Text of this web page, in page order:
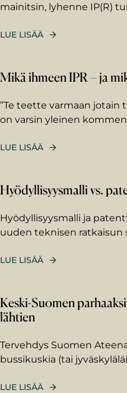
mainitsin, lyhenne IP(R)
LUE LISÄÄ
Mikä ihmeen IPR – ja
”Te teette varmaan jotain
on varsin yleinen
LUE LISÄÄ
Hyödyllisyysmalli vs.
Hyödyllisyysmalli ja
uuden teknisen ratkaisun
LUE LISÄÄ
Keski-Suomen
lähtien
Tervehdys Suomen
bussikuskia (tai
LUE LISÄÄ
Etunimi
Sukunimi
Kirjoita viestisi